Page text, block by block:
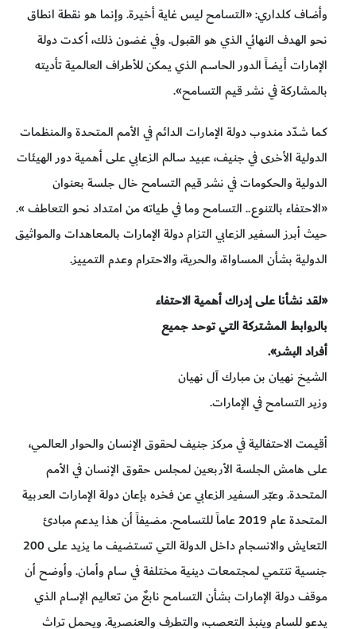
وأضاف كلداري: «التسامح ليس غاية أخيرة. وإنما هو نقطة انطاق
نحو الهدف النهائي الذي هو القبول. وفي غضون ذلك، أكدت دولة
الإمارات أيضاً الدور الحاسم الذي يمكن للأطراف العالمية تأديته
بالمشاركة في نشر قيم التسامح».
كما شدّد مندوب دولة الإمارات الدائم في الأمم المتحدة والمنظمات
الدولية الأخرى في جنيف، عبيد سالم الزعابي على أهمية دور الهيئات
الدولية والحكومات في نشر قيم التسامح خال جلسة بعنوان
«الاحتفاء بالتنوع.. التسامح وما في طياته من امتداد نحو التعاطف ».
حيث أبرز السفير الزعابي التزام دولة الإمارات بالمعاهدات والمواثيق
الدولية بشأن المساواة، والحرية، والاحترام وعدم التمييز.
«لقد نشأنا على إدراك أهمية الاحتفاء
بالروابط المشتركة التي توحد جميع
أفراد البشر».
الشيخ نهيان بن مبارك آل نهيان
وزير التسامح في الإمارات.
أقيمت الاحتفالية في مركز جنيف لحقوق الإنسان والحوار العالمي،
على هامش الجلسة الأربعين لمجلس حقوق الإنسان في الأمم
المتحدة. وعبّر السفير الزعابي عن فخره بإعان دولة الإمارات العربية
المتحدة عام 2019 عاماً للتسامح. مضيفاً أن هذا يدعم مبادئ
التعايش والانسجام داخل الدولة التي تستضيف ما يزيد على 200
جنسية تنتمي لمجتمعات دينية مختلفة في سام وأمان. وأوضح أن
موقف دولة الإمارات بشأن التسامح نابعٌ من تعاليم الإسام الذي
يدعو للسام وينبذ التعصب، والتطرف والعنصرية. ويحمل تراث